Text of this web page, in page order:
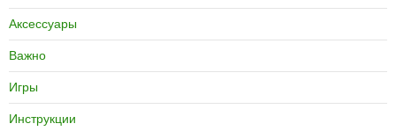
Аксессуары
Важно
Игры
Инструкции